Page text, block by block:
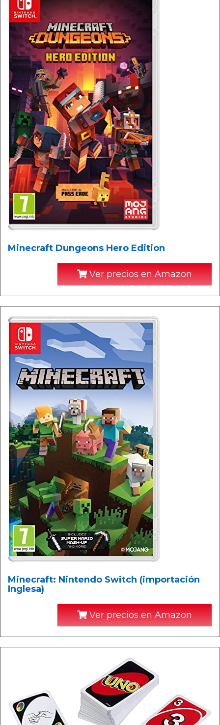
Minecraft Dungeons Hero Edition
Ver precios en Amazon
Minecraft: Nintendo Switch (importación
Inglesa)
Ver precios en Amazon